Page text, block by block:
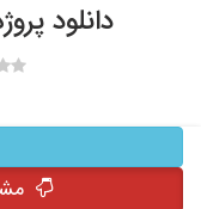
دانلود